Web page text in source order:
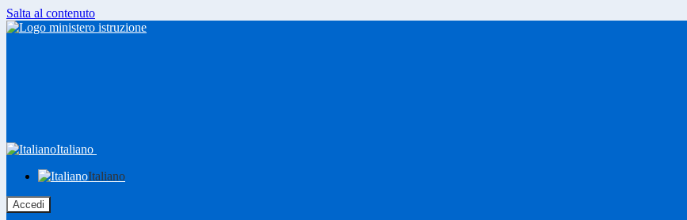
Salta al contenuto
Italiano
Italiano
Accedi